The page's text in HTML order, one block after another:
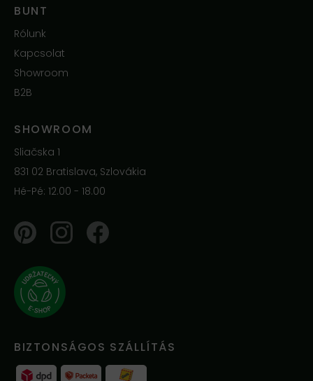
BUNT
Rólunk
Kapcsolat
Showroom
B2B
SHOWROOM
Sliačska 1
831 02 Bratislava, Szlovákia
Hé-Pé: 12.00 - 18.00
PinterestInstagramFacebook
BIZTONSÁGOS SZÁLLÍTÁS